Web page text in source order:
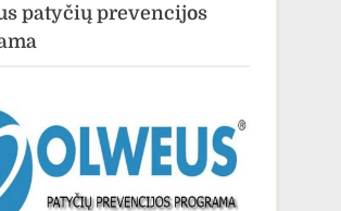
patyčių prevencijos